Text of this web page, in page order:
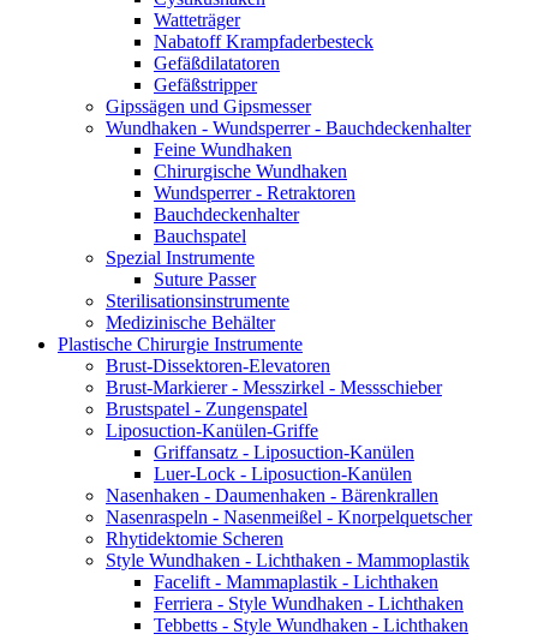
Watteträger
Nabatoff Krampfaderbesteck
Gefäßdilatatoren
Gefäßstripper
Gipssägen und Gipsmesser
Wundhaken - Wundsperrer - Bauchdeckenhalter
Feine Wundhaken
Chirurgische Wundhaken
Wundsperrer - Retraktoren
Bauchdeckenhalter
Bauchspatel
Spezial Instrumente
Suture Passer
Sterilisationsinstrumente
Medizinische Behälter
Plastische Chirurgie Instrumente
Brust-Dissektoren-Elevatoren
Brust-Markierer - Messzirkel - Messschieber
Brustspatel - Zungenspatel
Liposuction-Kanülen-Griffe
Griffansatz - Liposuction-Kanülen
Luer-Lock - Liposuction-Kanülen
Nasenhaken - Daumenhaken - Bärenkrallen
Nasenraspeln - Nasenmeißel - Knorpelquetscher
Rhytidektomie Scheren
Style Wundhaken - Lichthaken - Mammoplastik
Facelift - Mammaplastik - Lichthaken
Ferriera - Style Wundhaken - Lichthaken
Tebbetts - Style Wundhaken - Lichthaken